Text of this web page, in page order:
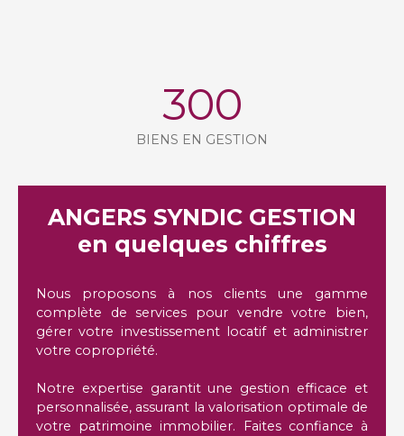
300
BIENS EN GESTION
ANGERS SYNDIC GESTION
en quelques chiffres
Nous proposons à nos clients une gamme
complète de services pour vendre votre bien,
gérer votre investissement locatif et administrer
votre copropriété.
Notre expertise garantit une gestion efficace et
personnalisée, assurant la valorisation optimale de
votre patrimoine immobilier. Faites confiance à